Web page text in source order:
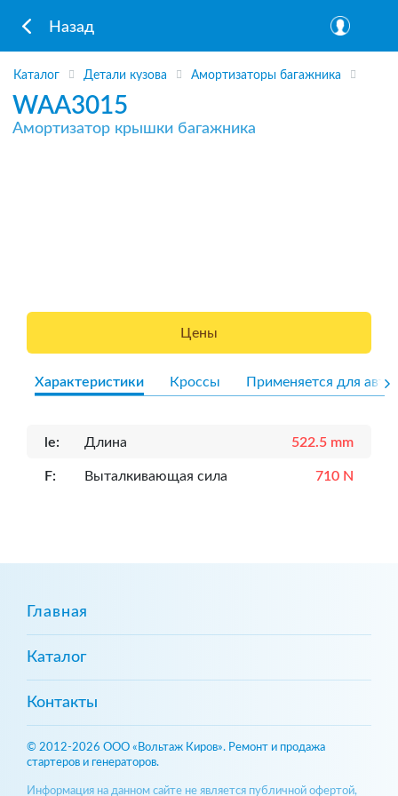
Назад
Каталог Детали кузова Амортизаторы багажника
WAA3015
Амортизатор крышки багажника
Цены
Характеристики Кроссы Применяется для авто
le: Длина 522.5 mm
F: Выталкивающая сила 710 N
Главная
Каталог
Контакты
© 2012-2026 ООО «Вольтаж Киров». Ремонт и продажа
стартеров и генераторов.
Информация на данном сайте не является публичной офертой,